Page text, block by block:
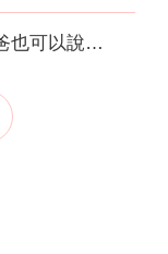
說「我累了」